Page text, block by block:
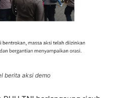
berita aksi demo